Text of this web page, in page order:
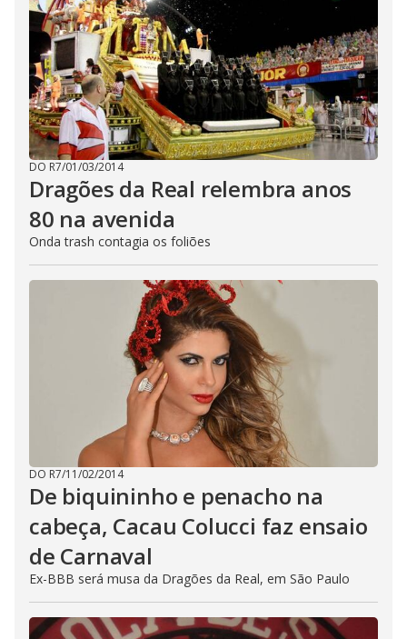
DO R7/01/03/2014
Dragões da Real relembra anos
80 na avenida
Onda trash contagia os foliões
DO R7/11/02/2014
De biquininho e penacho na
cabeça, Cacau Colucci faz ensaio
de Carnaval
Ex-BBB será musa da Dragões da Real, em São Paulo